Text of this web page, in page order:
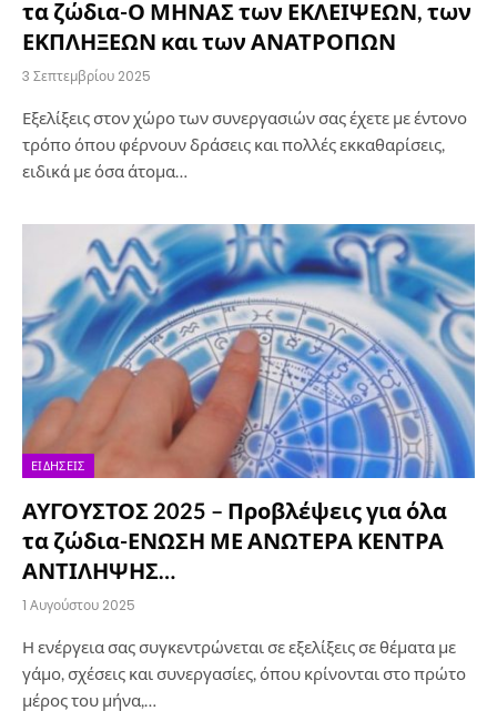
τα ζώδια-Ο ΜΗΝΑΣ των ΕΚΛΕΙΨΕΩΝ, των
ΕΚΠΛΗΞΕΩΝ και των ΑΝΑΤΡΟΠΩΝ
3 Σεπτεμβρίου 2025
Εξελίξεις στον χώρο των συνεργασιών σας έχετε με έντονο
τρόπο όπου φέρνουν δράσεις και πολλές εκκαθαρίσεις,
ειδικά με όσα άτομα…
ΕΙΔΉΣΕΙΣ
ΑΥΓΟΥΣΤΟΣ 2025 – Προβλέψεις για όλα
τα ζώδια-ΕΝΩΣΗ ΜΕ ΑΝΩΤΕΡΑ ΚΕΝΤΡΑ
ΑΝΤΙΛΗΨΗΣ…
1 Αυγούστου 2025
Η ενέργεια σας συγκεντρώνεται σε εξελίξεις σε θέματα με
γάμο, σχέσεις και συνεργασίες, όπου κρίνονται στο πρώτο
μέρος του μήνα,…